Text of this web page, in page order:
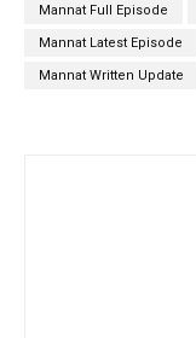
Mannat Full Episode
Mannat Latest Episode
Mannat Written Update